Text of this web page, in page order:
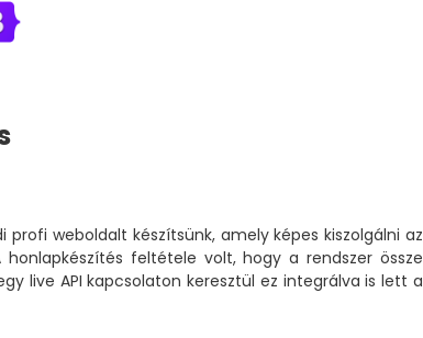
weboldalt készítsünk, amely képes kiszolgálni az
feltétele volt, hogy a rendszer össze
live API kapcsolaton keresztül ez integrálva is lett a